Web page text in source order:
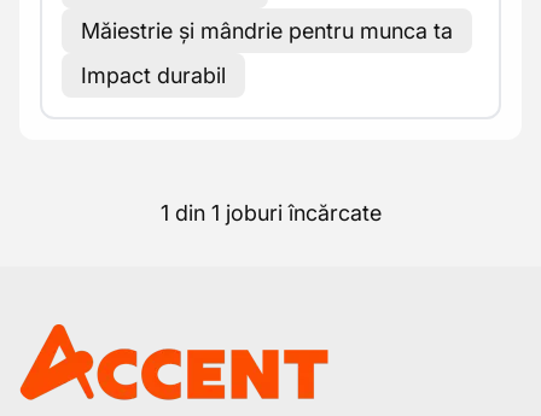
Măiestrie și mândrie pentru munca ta
Impact durabil
1 din 1 joburi încărcate